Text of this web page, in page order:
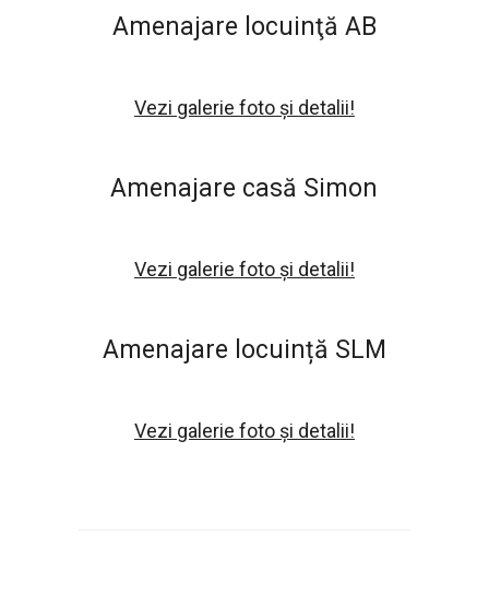
Amenajare locuinţă AB
Vezi galerie foto și detalii!
Amenajare casă Simon
Vezi galerie foto și detalii!
Amenajare locuință SLM
Vezi galerie foto și detalii!